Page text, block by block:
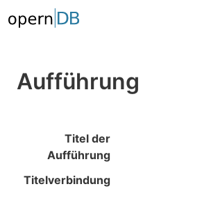
Aufführung
Titel der
Aufführung
Titelverbindung